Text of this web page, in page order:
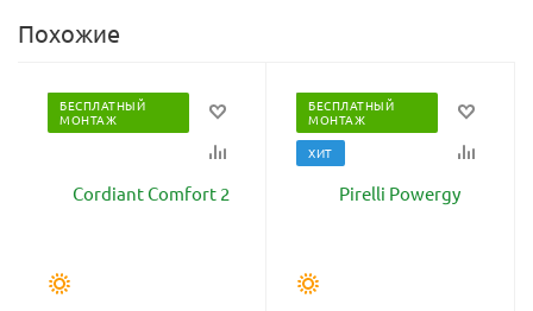
Похожие
БЕСПЛАТНЫЙ
МОНТАЖ
БЕСПЛАТНЫЙ
МОНТАЖ
ХИТ